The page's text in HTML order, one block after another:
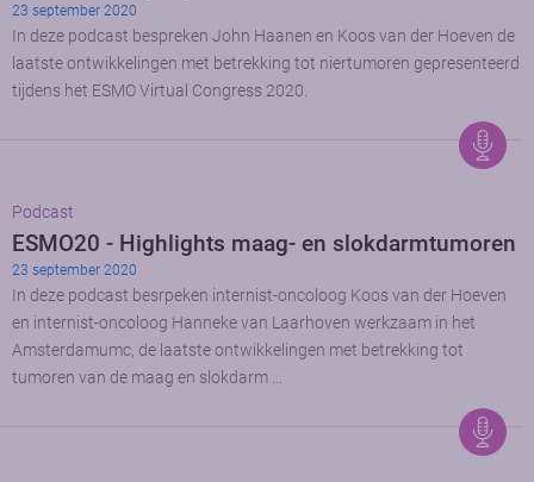
23 september 2020
In deze podcast bespreken John Haanen en Koos van der Hoeven de
laatste ontwikkelingen met betrekking tot niertumoren gepresenteerd
tijdens het ESMO Virtual Congress 2020.
Podcast
ESMO20 - Highlights maag- en slokdarmtumoren
23 september 2020
In deze podcast besrpeken internist-oncoloog Koos van der Hoeven
en internist-oncoloog Hanneke van Laarhoven werkzaam in het
Amsterdamumc, de laatste ontwikkelingen met betrekking tot
tumoren van de maag en slokdarm …